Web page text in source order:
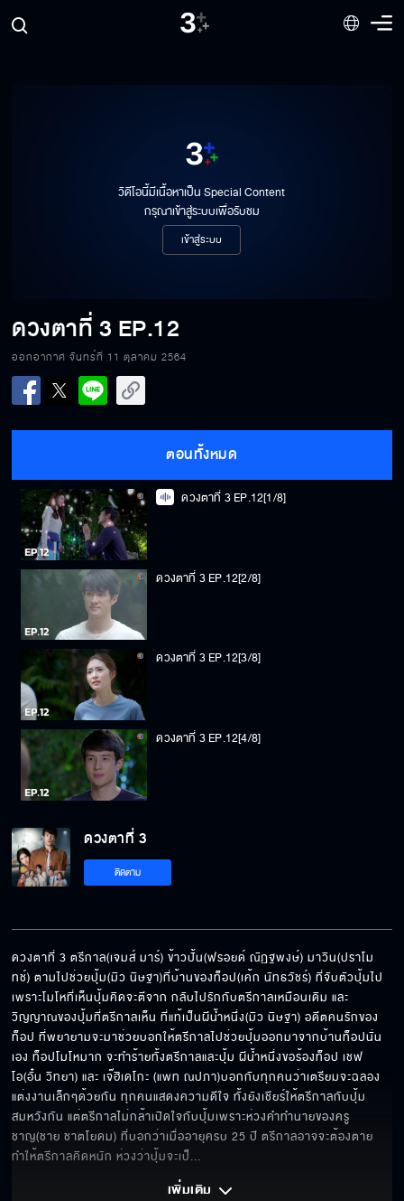
วิดีโอนี้มีเนื้อหาเป็น Special Content
กรุณาเข้าสู่ระบบเพื่อรับชม
เข้าสู่ระบบ
ดวงตาที่ 3 EP.12
ออกอากาศ จันทร์ที่ 11 ตุลาคม 2564
ตอนทั้งหมด
ดวงตาที่ 3 EP.12[1/8]
ดวงตาที่ 3 EP.12[2/8]
ดวงตาที่ 3 EP.12[3/8]
ดวงตาที่ 3 EP.12[4/8]
ดวงตาที่ 3 EP.12[7/8]
ดวงตาที่ 3 EP.12[8/8]
ดวงตาที่ 3
ติดตาม
ดวงตาที่ 3 ตรีกาล(เจมส์ มาร์) ข้าวปั้น(ฟรอยด์ ณัฏฐพงษ์) มาวิน(ปราโม
ทช์) ตามไปช่วยปุ้ม(มิว นิษฐา)ที่บ้านของท็อป(เค้ก นัทธวัชร์) ที่จับตัวปุ้มไป
เพราะโมโหที่เห็นปุ้มคิดจะตีจาก กลับไปรักกับตรีกาลเหมือนเดิม และ
วิญญาณของปุ้มที่ตรีกาลเห็น ที่แท้เป็นผีน้ำหนึ่ง(มิว นิษฐา) อดีตคนรักของ
ท็อป ที่พยายามจะมาช่วยบอกให้ตรีกาลไปช่วยปุ้มออกมาจากบ้านท็อปนั่น
เอง ท็อปโมโหมาก จะทำร้ายทั้งตรีกาลและปุ้ม ผีน้ำหนึ่งขอร้องท็อป เชฟ
โอ(อั๋น วิทยา) และ เจ๊ฮิเดโกะ (แพท ณปภา)บอกกับทุกคนว่าเตรียมจะฉลอง
แต่งงานเล็กๆด้วยกัน ทุกคนแสดงความดีใจ ทั้งยังเชียร์ให้ตรีกาลกับปุ้ม
สมหวังกัน แต่ตรีกาลไม่กล้าเปิดใจกับปุ้มเพราะห่วงคำทำนายของครู
ชาญ(ชาย ชาตโยดม) ที่บอกว่าเมื่ออายุครบ 25 ปี ตรีกาลอาจจะต้องตาย
ทำให้ตรีกาลคิดหนัก ห่วงว่าปุ้มจะเป็...
เพิ่มเติม